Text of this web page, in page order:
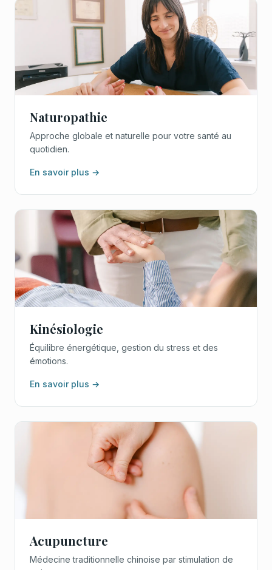
Naturopathie
Approche globale et naturelle pour votre santé au
quotidien.
En savoir plus →
Kinésiologie
Équilibre énergétique, gestion du stress et des
émotions.
En savoir plus →
Acupuncture
Médecine traditionnelle chinoise par stimulation de